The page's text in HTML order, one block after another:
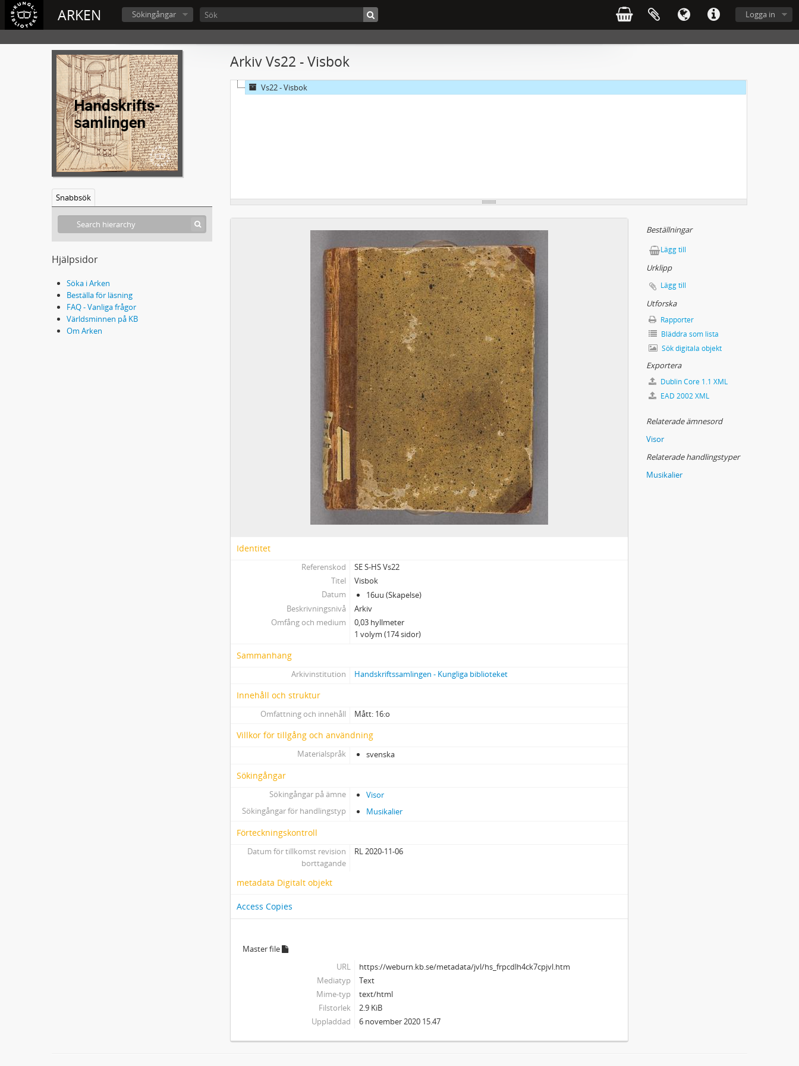
ARKEN Logga in
Sökingångar
Snabbsök
Hjälpsidor
Söka i Arken
Beställa för läsning
FAQ - Vanliga frågor
Världsminnen på KB
Om Arken
Arkiv Vs22 - Visbok
Vs22 - Visbok
Identitet
Referenskod
SE S-HS Vs22
Titel
Visbok
Datum
16uu (Skapelse)
Beskrivningsnivå
Arkiv
Omfång och medium
0,03 hyllmeter
1 volym (174 sidor)
Sammanhang
Arkivinstitution Handskriftssamlingen - Kungliga biblioteket
Innehåll och struktur
Omfattning och innehåll Mått: 16:o
Villkor för tillgång och användning
Materialspråk svenska
Sökingångar
Sökingångar på ämne
Visor
Sökingångar för handlingstyp
Musikalier
Förteckningskontroll
Datum för tillkomst revision
borttagande
RL 2020-11-06
metadata Digitalt objekt
Access Copies
Master file
URL
https://weburn.kb.se/metadata/jvl/hs_frpcdlh4ck7cpjvl.htm
Mediatyp
Text
Mime-typ
text/html
Filstorlek
2.9 KiB
Uppladdad
6 november 2020 15.47
Beställningar
Lägg till
Urklipp
Lägg till
Utforska
Rapporter
Bläddra som lista
Sök digitala objekt
Exportera
Dublin Core 1.1 XML
EAD 2002 XML
Relaterade ämnesord
Visor
Relaterade handlingstyper
Musikalier